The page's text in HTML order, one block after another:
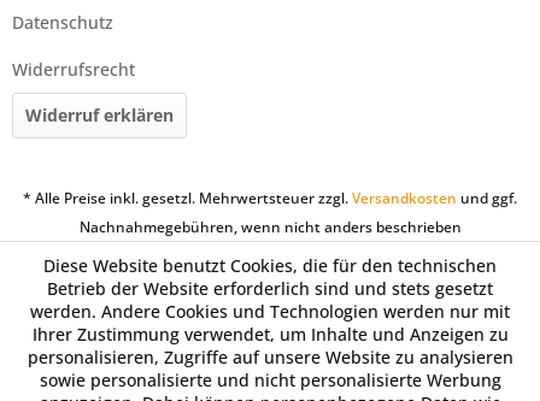
Datenschutz
Widerrufsrecht
Widerruf erklären
* Alle Preise inkl. gesetzl. Mehrwertsteuer zzgl.Versandkosten und ggf.
Nachnahmegebühren, wenn nicht anders beschrieben
Diese Website benutzt Cookies, die für den technischen
Betrieb der Website erforderlich sind und stets gesetzt
werden. Andere Cookies und Technologien werden nur mit
Ihrer Zustimmung verwendet, um Inhalte und Anzeigen zu
personalisieren, Zugriffe auf unsere Website zu analysieren
sowie personalisierte und nicht personalisierte Werbung